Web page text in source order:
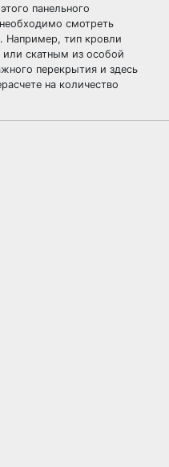
панельного
смотреть
Например, тип кровли
скатным из особой
перекрытия и здесь
на количество